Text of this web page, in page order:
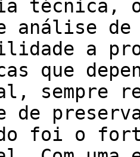
técnica,
análise
a
que
sempre
de
foi o